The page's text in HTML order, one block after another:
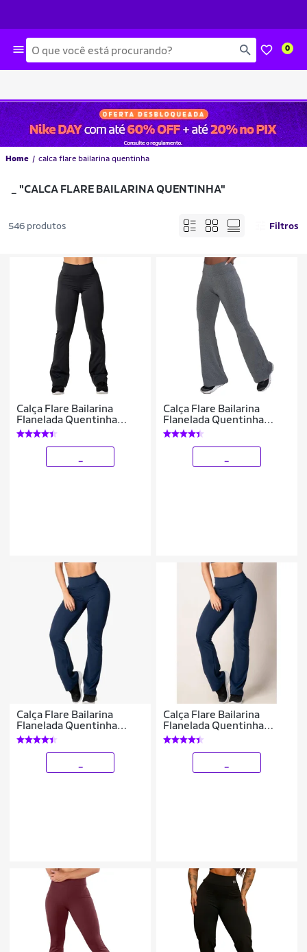
Busca 0
Home calca flare bailarina quentinha
"CALCA FLARE BAILARINA QUENTINHA"
546 produtos Filtros
Calça Flare Bailarina
Flanelada Quentinha
Térmica Antifrio Forrada
Em Suplex WOLFOX
Calça Flare Bailarina
Flanelada Quentinha
Térmica Antifrio Forrada
Em Suplex WOLFOX
Calça Flare Bailarina
Flanelada Quentinha
Térmica Antifrio Forrada
Em Suplex WOLFOX
Calça Flare Bailarina
Flanelada Quentinha
Térmica Antifrio Forrada
Em Suplex WOLFOX